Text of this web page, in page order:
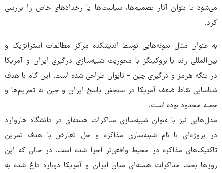
می‌شود تا بتوان آثار تصمیم‌ها، سیاست‌ها یا رخدادهای خاص را بررسی
کرد.
به عنوان مثال نمونه‌هایی توسط اندیشکده مرکز مطالعات استراتژیک و
بین‌المللی رند یا بروکینگز با محوریت شبیه‌سازی درگیری ایران و آمریکا
در تنگه هرمز و درگیری چین - تایوان طراحی شده است. این گام با هدف
شناسایی نقاط ضعف آمریکا در سنجش پاسخ ایران و چین به تحریم‌ها و
حمله محدود بوده است.
مدل‌هایی نیز با عنوان شبیه‌سازی مذاکرات هسته‌ای در دانشگاه‌ هاروارد
در پروژه‌ای با نام شبیه‌سازی مذاکره و حل تعارض با هدف تمرین
تاکتیک‌های مذاکره در محیط واقعی‌تر اجرا شده است. در حالی که این
روزها بحث مذاکرات هسته‌ای میان ایران و آمریکا دوباره داغ شده به